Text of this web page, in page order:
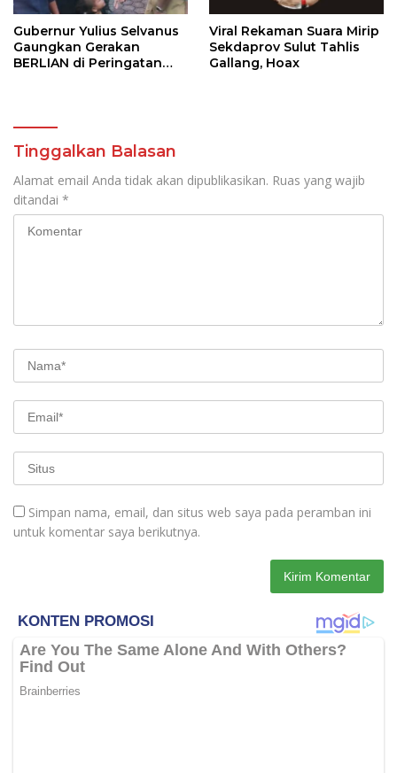
Gubernur Yulius Selvanus
Gaungkan Gerakan
BERLIAN di Peringatan
Viral Rekaman Suara Mirip
Sekdaprov Sulut Tahlis
Gallang, Hoax
Tinggalkan Balasan
Alamat email Anda tidak akan dipublikasikan. Ruas yang wajib
ditandai *
Simpan nama, email, dan situs web saya pada peramban ini
untuk komentar saya berikutnya.